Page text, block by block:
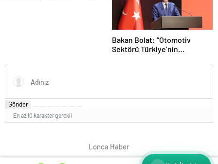
Bakan Bolat: “Otomotiv
Sektörü Türkiye’nin
Olmayı Sürdürüyor”
Gönder
En az 10 karakter gerekli
Lonca Haber